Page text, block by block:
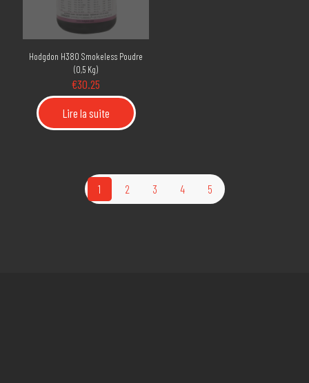
Hodgdon H380 Smokeless Poudre
(0,5 Kg)
€30.25
Lire la suite
1 2 3 4 5